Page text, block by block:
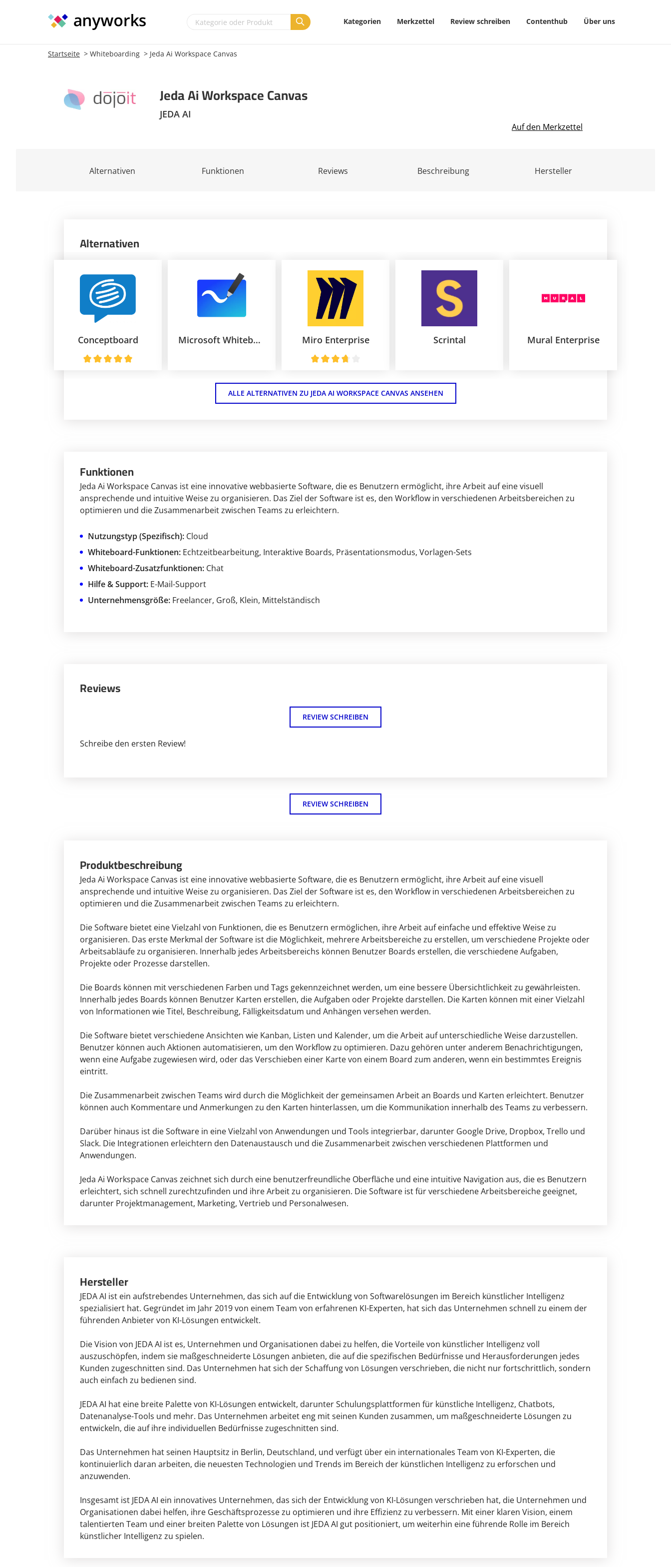
Kategorien Merkzettel Review schreiben Contenthub Über uns
Startseite Whiteboarding Jeda Ai Workspace Canvas
Jeda Ai Workspace Canvas
JEDA AI
Auf den Merkzettel
Funktionen Reviews
Alternativen Beschreibung Hersteller
Funktionen
Jeda Ai Workspace Canvas ist eine innovative webbasierte Software, die es Benutzern ermöglicht, ihre Arbeit auf eine visuell
ansprechende und intuitive Weise zu organisieren. Das Ziel der Software ist es, den Workflow in verschiedenen Arbeitsbereichen zu
optimieren und die Zusammenarbeit zwischen Teams zu erleichtern.
Nutzungstyp (Spezifisch): Cloud
Whiteboard-Funktionen: Echtzeitbearbeitung, Interaktive Boards, Präsentationsmodus, Vorlagen-Sets
Whiteboard-Zusatzfunktionen: Chat
Hilfe & Support: E-Mail-Support
Unternehmensgröße: Freelancer, Groß, Klein, Mittelständisch
Reviews
REVIEW SCHREIBEN
Schreibe den ersten Review!
REVIEW SCHREIBEN
Alternativen
Conceptboard Microsoft Whiteboard Miro Enterprise Scrintal Mural Enterprise
ALLE ALTERNATIVEN ZU JEDA AI WORKSPACE CANVAS ANSEHEN
Produktbeschreibung
Jeda Ai Workspace Canvas ist eine innovative webbasierte Software, die es Benutzern ermöglicht, ihre Arbeit auf eine visuell
ansprechende und intuitive Weise zu organisieren. Das Ziel der Software ist es, den Workflow in verschiedenen Arbeitsbereichen zu
optimieren und die Zusammenarbeit zwischen Teams zu erleichtern.
Die Software bietet eine Vielzahl von Funktionen, die es Benutzern ermöglichen, ihre Arbeit auf einfache und effektive Weise zu
organisieren. Das erste Merkmal der Software ist die Möglichkeit, mehrere Arbeitsbereiche zu erstellen, um verschiedene Projekte oder
Arbeitsabläufe zu organisieren. Innerhalb jedes Arbeitsbereichs können Benutzer Boards erstellen, die verschiedene Aufgaben,
Projekte oder Prozesse darstellen.
Die Boards können mit verschiedenen Farben und Tags gekennzeichnet werden, um eine bessere Übersichtlichkeit zu gewährleisten.
Innerhalb jedes Boards können Benutzer Karten erstellen, die Aufgaben oder Projekte darstellen. Die Karten können mit einer Vielzahl
von Informationen wie Titel, Beschreibung, Fälligkeitsdatum und Anhängen versehen werden.
Die Software bietet verschiedene Ansichten wie Kanban, Listen und Kalender, um die Arbeit auf unterschiedliche Weise darzustellen.
Benutzer können auch Aktionen automatisieren, um den Workflow zu optimieren. Dazu gehören unter anderem Benachrichtigungen,
wenn eine Aufgabe zugewiesen wird, oder das Verschieben einer Karte von einem Board zum anderen, wenn ein bestimmtes Ereignis
eintritt.
Die Zusammenarbeit zwischen Teams wird durch die Möglichkeit der gemeinsamen Arbeit an Boards und Karten erleichtert. Benutzer
können auch Kommentare und Anmerkungen zu den Karten hinterlassen, um die Kommunikation innerhalb des Teams zu verbessern.
Darüber hinaus ist die Software in eine Vielzahl von Anwendungen und Tools integrierbar, darunter Google Drive, Dropbox, Trello und
Slack. Die Integrationen erleichtern den Datenaustausch und die Zusammenarbeit zwischen verschiedenen Plattformen und
Anwendungen.
Jeda Ai Workspace Canvas zeichnet sich durch eine benutzerfreundliche Oberfläche und eine intuitive Navigation aus, die es Benutzern
erleichtert, sich schnell zurechtzufinden und ihre Arbeit zu organisieren. Die Software ist für verschiedene Arbeitsbereiche geeignet,
darunter Projektmanagement, Marketing, Vertrieb und Personalwesen.
Hersteller
JEDA AI ist ein aufstrebendes Unternehmen, das sich auf die Entwicklung von Softwarelösungen im Bereich künstlicher Intelligenz
spezialisiert hat. Gegründet im Jahr 2019 von einem Team von erfahrenen KI-Experten, hat sich das Unternehmen schnell zu einem der
führenden Anbieter von KI-Lösungen entwickelt.
Die Vision von JEDA AI ist es, Unternehmen und Organisationen dabei zu helfen, die Vorteile von künstlicher Intelligenz voll
auszuschöpfen, indem sie maßgeschneiderte Lösungen anbieten, die auf die spezifischen Bedürfnisse und Herausforderungen jedes
Kunden zugeschnitten sind. Das Unternehmen hat sich der Schaffung von Lösungen verschrieben, die nicht nur fortschrittlich, sondern
auch einfach zu bedienen sind.
JEDA AI hat eine breite Palette von KI-Lösungen entwickelt, darunter Schulungsplattformen für künstliche Intelligenz, Chatbots,
Datenanalyse-Tools und mehr. Das Unternehmen arbeitet eng mit seinen Kunden zusammen, um maßgeschneiderte Lösungen zu
entwickeln, die auf ihre individuellen Bedürfnisse zugeschnitten sind.
Das Unternehmen hat seinen Hauptsitz in Berlin, Deutschland, und verfügt über ein internationales Team von KI-Experten, die
kontinuierlich daran arbeiten, die neuesten Technologien und Trends im Bereich der künstlichen Intelligenz zu erforschen und
anzuwenden.
Insgesamt ist JEDA AI ein innovatives Unternehmen, das sich der Entwicklung von KI-Lösungen verschrieben hat, die Unternehmen und
Organisationen dabei helfen, ihre Geschäftsprozesse zu optimieren und ihre Effizienz zu verbessern. Mit einer klaren Vision, einem
talentierten Team und einer breiten Palette von Lösungen ist JEDA AI gut positioniert, um weiterhin eine führende Rolle im Bereich
künstlicher Intelligenz zu spielen.